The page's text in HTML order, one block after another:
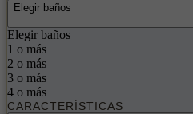
Elegir baños
Elegir baños
1 o más
2 o más
3 o más
4 o más
CARACTERÍSTICAS